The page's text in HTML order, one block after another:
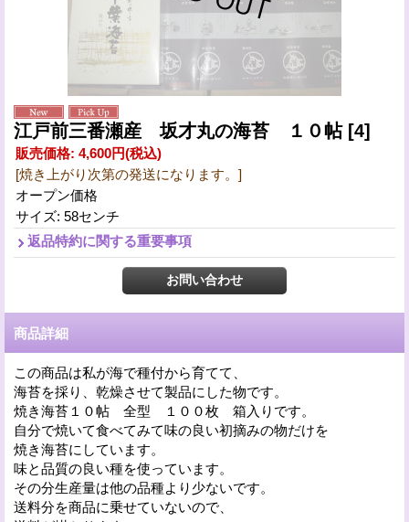
江戸前三番瀬産 坂才丸の海苔 １０帖 [4]
販売価格: 4,600円(税込)
[焼き上がり次第の発送になります。]
オープン価格
サイズ: 58センチ
返品特約に関する重要事項
商品詳細
この商品は私が海で種付から育てて、
海苔を採り、乾燥させて製品にした物です。
焼き海苔１０帖 全型 １００枚 箱入りです。
自分で焼いて食べてみて味の良い初摘みの物だけを
焼き海苔にしています。
味と品質の良い種を使っています。
その分生産量は他の品種より少ないです。
送料分を商品に乗せていないので、